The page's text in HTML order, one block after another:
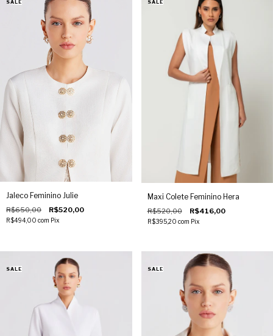
Jaleco Feminino Julie
R$650,00 R$520,00
R$494,00 com Pix
Maxi Colete Feminino Hera
R$520,00 R$416,00
R$395,20 com Pix